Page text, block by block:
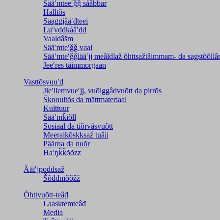
Sääʹmteeʹǧǧ sååbbar
Halltõs
Saaǥǥjååʹđteei
Luʹvddkååʹdd
Vaaldâšm
Sääʹmteʹǧǧ vaal
Sääʹmteʹǧǧlääʹjj meâldlaž õhttsažtåimmam- da
Jeeʹres tåimmorgaan
Vasttõsvuuʹd
Jieʹllemvueʹjj, vuõiggâdvuõtt da pirrõs
Škooultõs da mättmateriaal
Kulttuur
Sääʹmǩiõll
Sosiaal da tiõrvâsvuõtt
Meeraikõskksaž tuâjj
Päärna da nuõr
Haʹŋǩǩõõzz
Ääiʹjpoddsaž
Šõddmõõžž
Õhttvuõtt-teâđ
Laasktemteâđ
Media